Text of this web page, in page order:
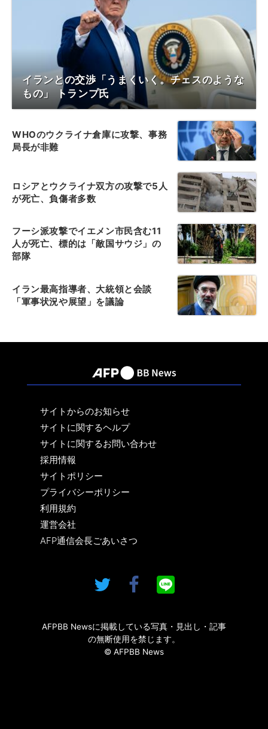
イランとの交渉「うまくいく。チェスのような
もの」 トランプ氏
WHOのウクライナ倉庫に攻撃、事務
局長が非難
ロシアとウクライナ双方の攻撃で5人
が死亡、負傷者多数
フーシ派攻撃でイエメン市民含む11
人が死亡、標的は「敵国サウジ」の
部隊
イラン最高指導者、大統領と会談
「軍事状況や展望」を議論
サイトからのお知らせ
サイトに関するヘルプ
サイトに関するお問い合わせ
採用情報
サイトポリシー
プライバシーポリシー
利用規約
運営会社
AFP通信会長ごあいさつ
AFPBB Newsに掲載している写真・見出し・記事
の無断使用を禁じます。
© AFPBB News